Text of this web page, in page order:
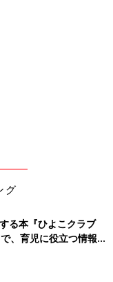
グ
る本『ひよこクラブ
、育児に役立つ情報が